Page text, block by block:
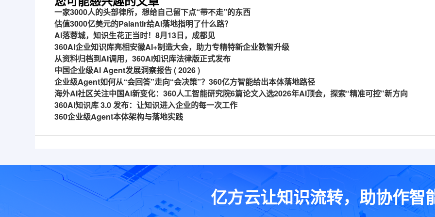
一家3000人的头部律所，想给自己留下点“带不走”的东西
估值3000亿美元的Palantir给AI落地指明了什么路？
AI落蓉城，知识生花正当时！8月13日，成都见
360AI企业知识库亮相安徽AI+制造大会，助力专精特新企业数智升级
从资料归档到AI调用，360AI知识库法律版正式发布
中国企业级AI Agent发展洞察报告 ( 2026 )
企业级Agent如何从“会回答”走向“会决策”？360亿方智能给出本体落地路径
海外AI社区关注中国AI新变化：360人工智能研究院6篇论文入选2026年AI顶会，探索“精准可控”新方向
360AI知识库 3.0 发布：让知识进入企业的每一次工作
360企业级Agent本体架构与落地实践
亿方云让知识流转，助协作智